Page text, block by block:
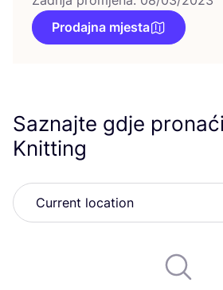
Prodajna mjesta
Saznajte gdje
Knitting